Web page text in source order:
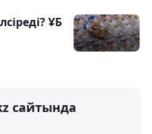
ҰБ
сайтында